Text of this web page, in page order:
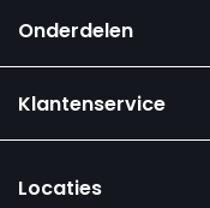
Onderdelen
Klantenservice
Locaties